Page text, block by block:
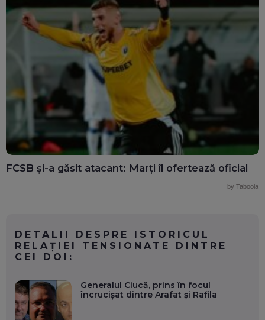
FCSB și-a găsit atacant: Marți îl ofertează oficial
by Taboola
DETALII DESPRE ISTORICUL
RELAŢIEI TENSIONATE DINTRE
CEI DOI:
Generalul Ciucă, prins în focul
încrucișat dintre Arafat și Rafila